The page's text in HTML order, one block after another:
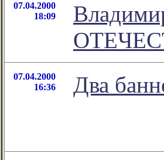
07.04.2000
18:09
07.04.2000
16:36
Два